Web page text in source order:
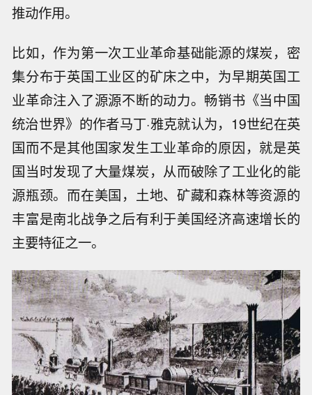
推动作用。
比如，作为第一次工业革命基础能源的煤炭，密
集分布于英国工业区的矿床之中，为早期英国工
业革命注入了源源不断的动力。畅销书《当中国
统治世界》的作者马丁·雅克就认为，19世纪在英
国而不是其他国家发生工业革命的原因，就是英
国当时发现了大量煤炭，从而破除了工业化的能
源瓶颈。而在美国，土地、矿藏和森林等资源的
丰富是南北战争之后有利于美国经济高速增长的
主要特征之一。